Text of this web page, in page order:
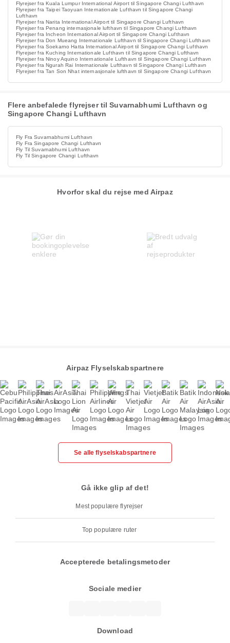
Flyrejser fra Kuala Lumpur International Airport til Singapore Changi Lufthavn
Flyrejser fra Taipei Taoyuan Internationale Lufthavn til Singapore Changi
Lufthavn
Flyrejser fra Narita International Airport til Singapore Changi Lufthavn
Flyrejser fra Penang internasjonale lufthavn til Singapore Changi Lufthavn
Flyrejser fra Incheon International Airport til Singapore Changi Lufthavn
Flyrejser fra Don Mueang Internationale Lufthavn til Singapore Changi Lufthavn
Flyrejser fra Soekarno Hatta International Airport til Singapore Changi Lufthavn
Flyrejser fra Kuching Internationale Lufthavn til Singapore Changi Lufthavn
Flyrejser fra Ninoy Aquino Internationale Lufthavn til Singapore Changi Lufthavn
Flyrejser fra Ngurah Rai Internationale Lufthavn til Singapore Changi Lufthavn
Flyrejser fra Tan Son Nhat internasjonale lufthavn til Singapore Changi Lufthavn
Flere anbefalede flyrejser til Suvarnabhumi Lufthavn og
Singapore Changi Lufthavn
Fly Fra Suvarnabhumi Lufthavn
Fly Fra Singapore Changi Lufthavn
Fly Til Suvarnabhumi Lufthavn
Fly Til Singapore Changi Lufthavn
Hvorfor skal du rejse med Airpaz
Airpaz Flyselskabspartnere
Se alle flyselskabspartnere
Gå ikke glip af det!
Mest populære flyrejser
Top populære ruter
Accepterede betalingsmetoder
Sociale medier
Download